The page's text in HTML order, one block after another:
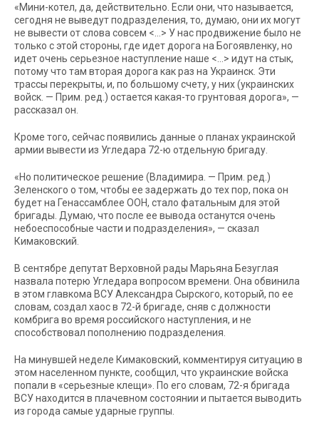
«Мини-котел, да, действительно. Если они, что называется,
сегодня не выведут подразделения, то, думаю, они их могут
не вывести от слова совсем <…> У нас продвижение было не
только с этой стороны, где идет дорога на Богоявленку, но
идет очень серьезное наступление наше <…> идут на стык,
потому что там вторая дорога как раз на Украинск. Эти
трассы перекрыты, и, по большому счету, у них (украинских
войск. — Прим. ред.) остается какая-то грунтовая дорога», —
рассказал он.
Кроме того, сейчас появились данные о планах украинской
армии вывести из Угледара 72-ю отдельную бригаду.
«Но политическое решение (Владимира. — Прим. ред.)
Зеленского о том, чтобы ее задержать до тех пор, пока он
будет на Генассамблее ООН, стало фатальным для этой
бригады. Думаю, что после ее вывода останутся очень
небоеспособные части и подразделения», — сказал
Кимаковский.
В сентябре депутат Верховной рады Марьяна Безуглая
назвала потерю Угледара вопросом времени. Она обвинила
в этом главкома ВСУ Александра Сырского, который, по ее
словам, создал хаос в 72-й бригаде, сняв с должности
комбрига во время российского наступления, и не
способствовал пополнению подразделения.
На минувшей неделе Кимаковский, комментируя ситуацию в
этом населенном пункте, сообщил, что украинские войска
попали в «серьезные клещи». По его словам, 72-я бригада
ВСУ находится в плачевном состоянии и пытается выводить
из города самые ударные группы.